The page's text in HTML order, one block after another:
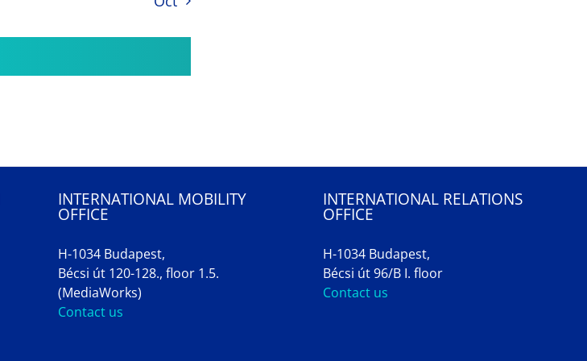
INTERNATIONAL MOBILITY
OFFICE
H-1034 Budapest,
Bécsi út 120-128., floor 1.5.
(MediaWorks)
Contact us
INTERNATIONAL RELATIONS
OFFICE
H-1034 Budapest,
Bécsi út 96/B I. floor
Contact us